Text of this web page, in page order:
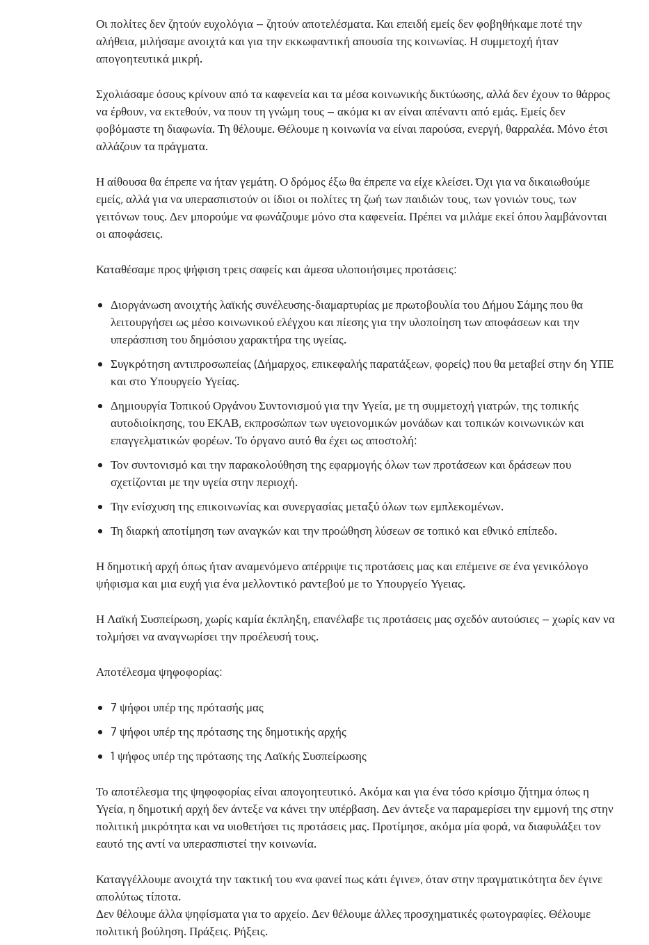
Οι πολίτες δεν ζητούν ευχολόγια – ζητούν αποτελέσματα. Και επειδή εμείς δεν φοβηθήκαμε ποτέ την
αλήθεια, μιλήσαμε ανοιχτά και για την εκκωφαντική απουσία της κοινωνίας. Η συμμετοχή ήταν
απογοητευτικά μικρή.
Σχολιάσαμε όσους κρίνουν από τα καφενεία και τα μέσα κοινωνικής δικτύωσης, αλλά δεν έχουν το θάρρος
να έρθουν, να εκτεθούν, να πουν τη γνώμη τους – ακόμα κι αν είναι απέναντι από εμάς. Εμείς δεν
φοβόμαστε τη διαφωνία. Τη θέλουμε. Θέλουμε η κοινωνία να είναι παρούσα, ενεργή, θαρραλέα. Μόνο έτσι
αλλάζουν τα πράγματα.
Η αίθουσα θα έπρεπε να ήταν γεμάτη. Ο δρόμος έξω θα έπρεπε να είχε κλείσει. Όχι για να δικαιωθούμε
εμείς, αλλά για να υπερασπιστούν οι ίδιοι οι πολίτες τη ζωή των παιδιών τους, των γονιών τους, των
γειτόνων τους. Δεν μπορούμε να φωνάζουμε μόνο στα καφενεία. Πρέπει να μιλάμε εκεί όπου λαμβάνονται
οι αποφάσεις.
Καταθέσαμε προς ψήφιση τρεις σαφείς και άμεσα υλοποιήσιμες προτάσεις:
Διοργάνωση ανοιχτής λαϊκής συνέλευσης-διαμαρτυρίας με πρωτοβουλία του Δήμου Σάμης που θα
λειτουργήσει ως μέσο κοινωνικού ελέγχου και πίεσης για την υλοποίηση των αποφάσεων και την
υπεράσπιση του δημόσιου χαρακτήρα της υγείας.
Συγκρότηση αντιπροσωπείας (Δήμαρχος, επικεφαλής παρατάξεων, φορείς) που θα μεταβεί στην 6η ΥΠΕ
και στο Υπουργείο Υγείας.
Δημιουργία Τοπικού Οργάνου Συντονισμού για την Υγεία, με τη συμμετοχή γιατρών, της τοπικής
αυτοδιοίκησης, του ΕΚΑΒ, εκπροσώπων των υγειονομικών μονάδων και τοπικών κοινωνικών και
επαγγελματικών φορέων. Το όργανο αυτό θα έχει ως αποστολή:
Τον συντονισμό και την παρακολούθηση της εφαρμογής όλων των προτάσεων και δράσεων που
σχετίζονται με την υγεία στην περιοχή.
Την ενίσχυση της επικοινωνίας και συνεργασίας μεταξύ όλων των εμπλεκομένων.
Τη διαρκή αποτίμηση των αναγκών και την προώθηση λύσεων σε τοπικό και εθνικό επίπεδο.
Η δημοτική αρχή όπως ήταν αναμενόμενο απέρριψε τις προτάσεις μας και επέμεινε σε ένα γενικόλογο
ψήφισμα και μια ευχή για ένα μελλοντικό ραντεβού με το Υπουργείο Υγειας.
Η Λαϊκή Συσπείρωση, χωρίς καμία έκπληξη, επανέλαβε τις προτάσεις μας σχεδόν αυτούσιες – χωρίς καν να
τολμήσει να αναγνωρίσει την προέλευσή τους.
Αποτέλεσμα ψηφοφορίας:
7 ψήφοι υπέρ της πρότασής μας
7 ψήφοι υπέρ της πρότασης της δημοτικής αρχής
1 ψήφος υπέρ της πρότασης της Λαϊκής Συσπείρωσης
Το αποτέλεσμα της ψηφοφορίας είναι απογοητευτικό. Ακόμα και για ένα τόσο κρίσιμο ζήτημα όπως η
Υγεία, η δημοτική αρχή δεν άντεξε να κάνει την υπέρβαση. Δεν άντεξε να παραμερίσει την εμμονή της στην
πολιτική μικρότητα και να υιοθετήσει τις προτάσεις μας. Προτίμησε, ακόμα μία φορά, να διαφυλάξει τον
εαυτό της αντί να υπερασπιστεί την κοινωνία.
Καταγγέλλουμε ανοιχτά την τακτική του «να φανεί πως κάτι έγινε», όταν στην πραγματικότητα δεν έγινε
απολύτως τίποτα.
Δεν θέλουμε άλλα ψηφίσματα για το αρχείο. Δεν θέλουμε άλλες προσχηματικές φωτογραφίες. Θέλουμε
πολιτική βούληση. Πράξεις. Ρήξεις.